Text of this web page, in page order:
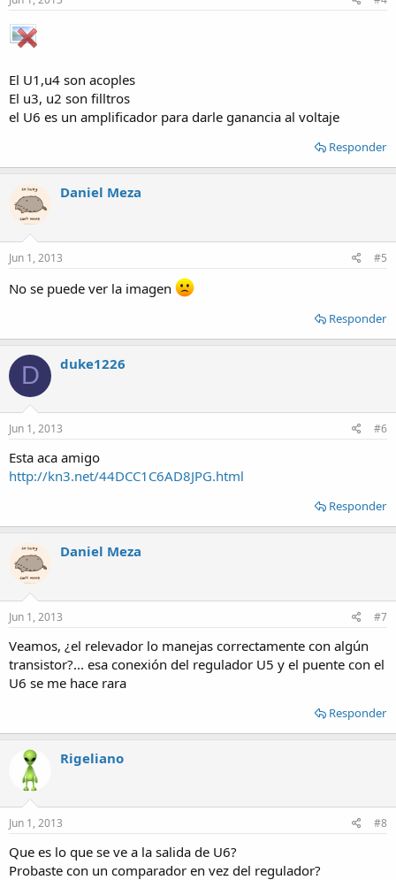
El U1,u4 son acoples
El u3, u2 son filltros
el U6 es un amplificador para darle ganancia al voltaje
Responder
Daniel Meza
Jun 1, 2013 #5
No se puede ver la imagen
Responder
D duke1226
Jun 1, 2013 #6
Esta aca amigo
http://kn3.net/44DCC1C6AD8JPG.html
Responder
Daniel Meza
Jun 1, 2013 #7
Veamos, ¿el relevador lo manejas correctamente con algún
transistor?... esa conexión del regulador U5 y el puente con el
U6 se me hace rara
Responder
Rigeliano
Jun 1, 2013 #8
Que es lo que se ve a la salida de U6?
Probaste con un comparador en vez del regulador?